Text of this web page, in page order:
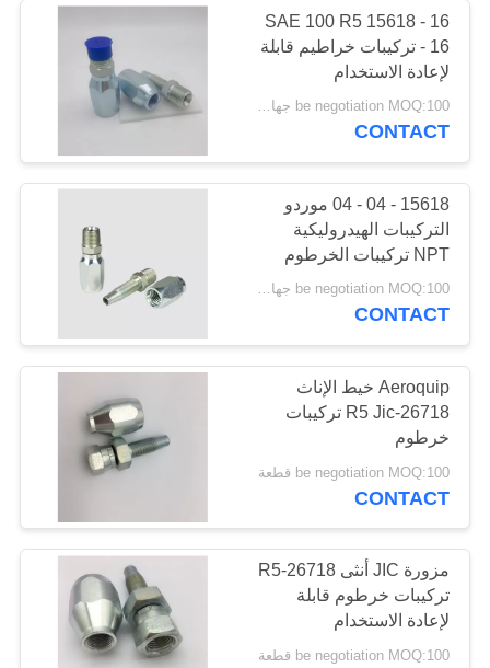
جولة
المعمل
مراقبة
الجودة
اتصل
اطلب
اقتباس
خريطة
الموقع
PRIVACY
POLICY
تجهيزات خرطوم قابلة
لإعادة الاستخدام
تركيبات خرطوم JIS
29
تجهيزات خرطوم
BSP
49
SAE 100 R5 15618 - 16
- 16 تركيبات خراطيم قابلة
لإعادة الاستخدام
be negotiation MOQ:100 جهاز كمبيوتر شخصى
CONTACT
15618 - 04 - 04 موردو
التركيبات الهيدروليكية
NPT تركيبات الخرطوم
القابلة لإعادة الاستخدام
be negotiation MOQ:100 جهاز كمبيوتر شخصى
CONTACT
Aeroquip خيط الإناث
26718-R5 Jic تركيبات
خرطوم
be negotiation MOQ:100 قطعة
CONTACT
مزورة JIC أنثى 26718-R5
تركيبات خرطوم قابلة
لإعادة الاستخدام
be negotiation MOQ:100 قطعة